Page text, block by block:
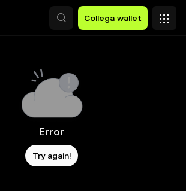
Collega wallet
Error
Try again!